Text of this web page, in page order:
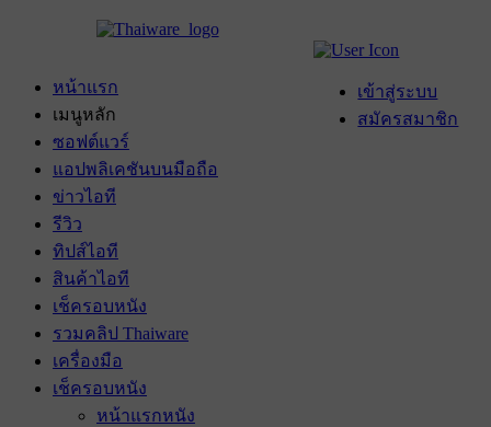
เข้าสู่ระบบ
สมัครสมาชิก
หน้าแรก
เมนูหลัก
ซอฟต์แวร์
แอปพลิเคชันบนมือถือ
ข่าวไอที
รีวิว
ทิปส์ไอที
สินค้าไอที
เช็ครอบหนัง
รวมคลิป Thaiware
เครื่องมือ
เช็ครอบหนัง
หน้าแรกหนัง